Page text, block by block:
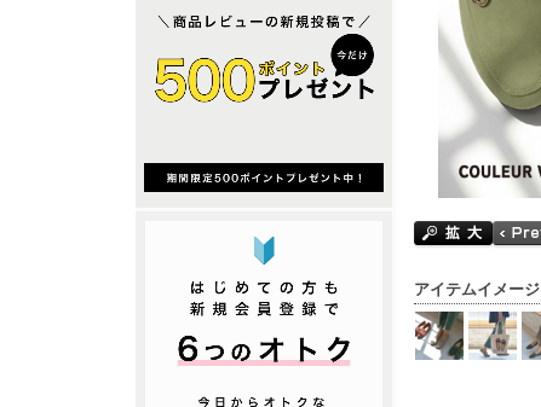
アイテムイメージ